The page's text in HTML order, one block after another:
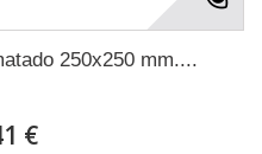
250x250 mm....
€